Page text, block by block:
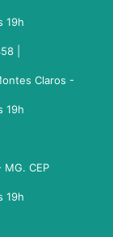
19h
|
Claros -
19h
CEP
19h